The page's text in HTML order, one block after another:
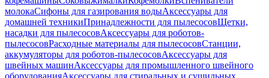
молокаСифоны для газирования водыАксессуары для
домашней техникиПринадлежности для пылесосовЩетки,
насадки для пылесосовАксессуары для роботов-
пылесосовРасходные материалы для пылесосовСтанции,
аккумуляторы для роботов-пылесосовАксессуары для
швейных машинАксессуары для промышленного швейного
оборудованияАксессуары для стиральных и сушильных